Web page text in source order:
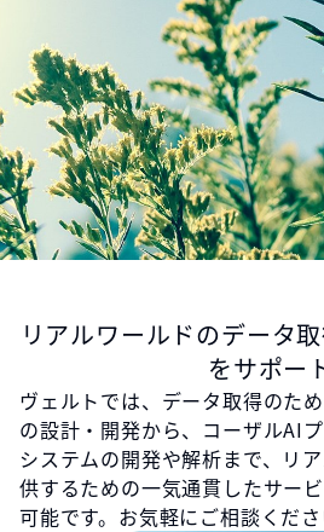
リアルワールドのデータ
をサポー
ヴェルトでは、データ取得のた
の設計・開発から、コーザルAI
システムの開発や解析まで、リ
供するための一気通貫したサー
可能です。お気軽にご相談くださ